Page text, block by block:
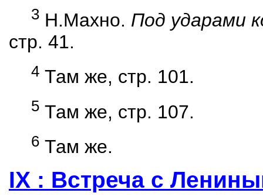
3Н.Махно. Под ударами
стр. 41.
4Там же, стр. 101.
5Там же, стр. 107.
6Там же.
IX : Встреча с